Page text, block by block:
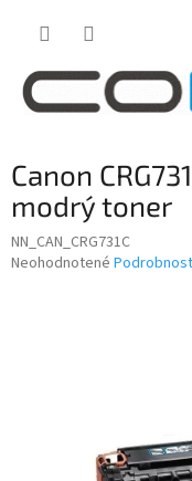
Canon
modrý toner
NN_CAN_CRG731C
Priemerné
Neohodnotené